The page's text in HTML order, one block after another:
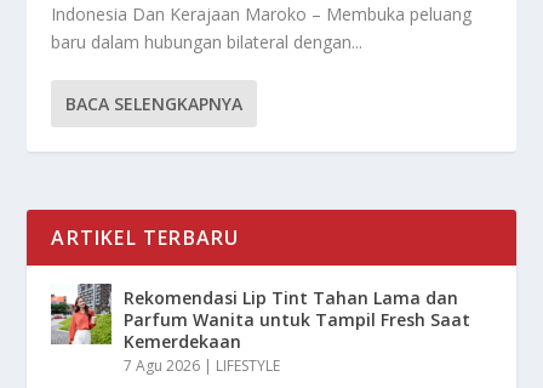
Indonesia Dan Kerajaan Maroko – Membuka peluang
baru dalam hubungan bilateral dengan...
BACA SELENGKAPNYA
ARTIKEL TERBARU
Rekomendasi Lip Tint Tahan Lama dan
Parfum Wanita untuk Tampil Fresh Saat
Kemerdekaan
7 Agu 2026 | LIFESTYLE